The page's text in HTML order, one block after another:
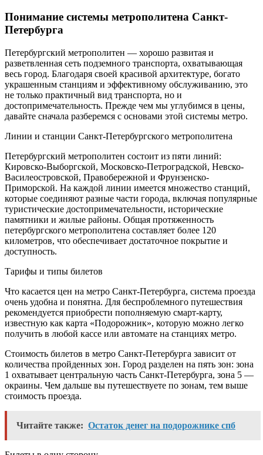
Понимание системы метрополитена Санкт-
Петербурга
Петербургский метрополитен — хорошо развитая и
разветвленная сеть подземного транспорта, охватывающая
весь город. Благодаря своей красивой архитектуре, богато
украшенным станциям и эффективному обслуживанию, это
не только практичный вид транспорта, но и
достопримечательность. Прежде чем мы углубимся в цены,
давайте сначала разберемся с основами этой системы метро.
Линии и станции Санкт-Петербургского метрополитена
Петербургский метрополитен состоит из пяти линий:
Кировско-Выборгской, Московско-Петроградской, Невско-
Василеостровской, Правобережной и Фрунзенско-
Приморской. На каждой линии имеется множество станций,
которые соединяют разные части города, включая популярные
туристические достопримечательности, исторические
памятники и жилые районы. Общая протяженность
петербургского метрополитена составляет более 120
километров, что обеспечивает достаточное покрытие и
доступность.
Тарифы и типы билетов
Что касается цен на метро Санкт-Петербурга, система проезда
очень удобна и понятна. Для беспроблемного путешествия
рекомендуется приобрести пополняемую смарт-карту,
известную как карта «Подорожник», которую можно легко
получить в любой кассе или автомате на станциях метро.
Стоимость билетов в метро Санкт-Петербурга зависит от
количества пройденных зон. Город разделен на пять зон: зона
1 охватывает центральную часть Санкт-Петербурга, зона 5 —
окраины. Чем дальше вы путешествуете по зонам, тем выше
стоимость проезда.
Читайте также: Остаток денег на подорожнике спб